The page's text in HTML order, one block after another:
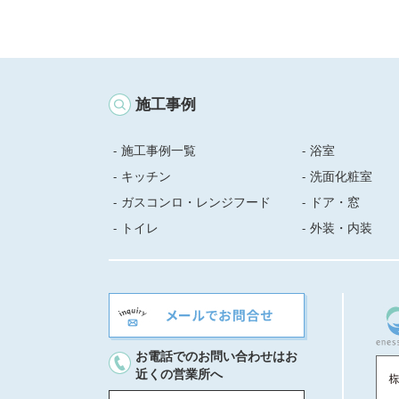
施工事例
施工事例一覧
キッチン
ガスコンロ・レンジフード
トイレ
浴室
洗面化粧室
ドア・窓
外装・内装
お電話でのお問い合わせはお
近くの営業所へ